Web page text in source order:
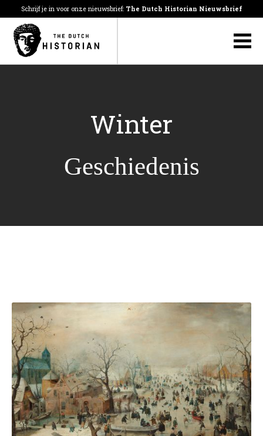
Schrijf je in voor onze nieuwsbrief: The Dutch Historian Nieuwsbrief
Winter
Geschiedenis